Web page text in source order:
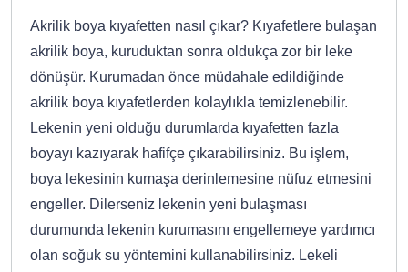
Akrilik boya kıyafetten nasıl çıkar? Kıyafetlere bulaşan
akrilik boya, kuruduktan sonra oldukça zor bir leke
dönüşür. Kurumadan önce müdahale edildiğinde
akrilik boya kıyafetlerden kolaylıkla temizlenebilir.
Lekenin yeni olduğu durumlarda kıyafetten fazla
boyayı kazıyarak hafifçe çıkarabilirsiniz. Bu işlem,
boya lekesinin kumaşa derinlemesine nüfuz etmesini
engeller. Dilerseniz lekenin yeni bulaşması
durumunda lekenin kurumasını engellemeye yardımcı
olan soğuk su yöntemini kullanabilirsiniz. Lekeli